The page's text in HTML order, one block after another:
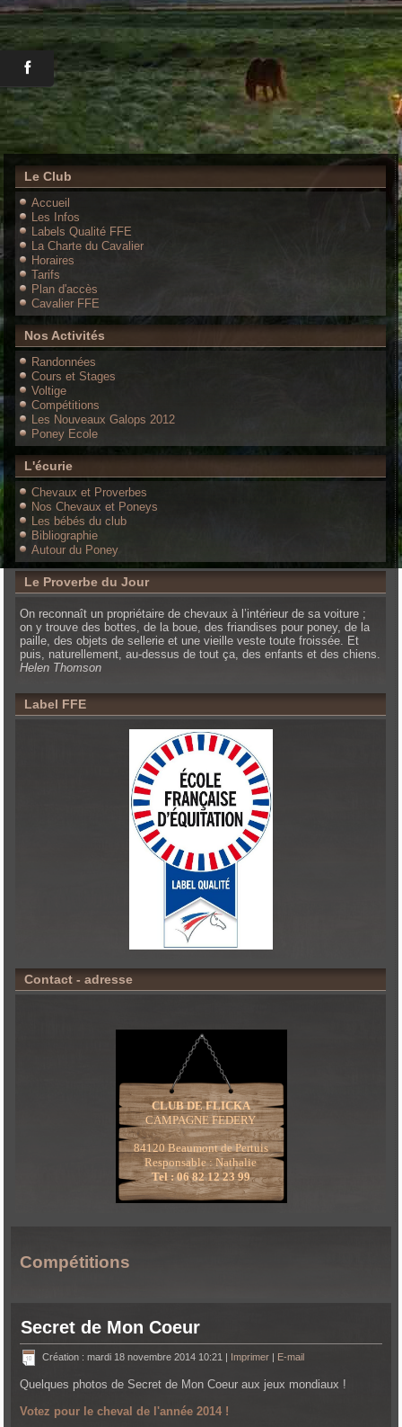
Le Club
Accueil
Les Infos
Labels Qualité FFE
La Charte du Cavalier
Horaires
Tarifs
Plan d'accès
Cavalier FFE
Nos Activités
Randonnées
Cours et Stages
Voltige
Compétitions
Les Nouveaux Galops 2012
Poney Ecole
L'écurie
Chevaux et Proverbes
Nos Chevaux et Poneys
Les bébés du club
Bibliographie
Autour du Poney
Le Proverbe du Jour
On reconnaît un propriétaire de chevaux à l’intérieur de sa voiture ;
on y trouve des bottes, de la boue, des friandises pour poney, de la
paille, des objets de sellerie et une vieille veste toute froissée. Et
puis, naturellement, au-dessus de tout ça, des enfants et des chiens.
Helen Thomson
Label FFE
Contact - adresse
CLUB DE FLICKA
CAMPAGNE FEDERY
84120 Beaumont de Pertuis
Responsable : Nathalie
Tel : 06 82 12 23 99
Compétitions
Secret de Mon Coeur
Création : mardi 18 novembre 2014 10:21 | Imprimer | E-mail
Quelques photos de Secret de Mon Coeur aux jeux mondiaux !
Votez pour le cheval de l'année 2014 !